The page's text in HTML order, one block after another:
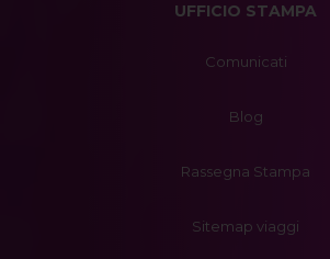
UFFICIO STAMPA
Comunicati
Blog
Rassegna Stampa
Sitemap viaggi